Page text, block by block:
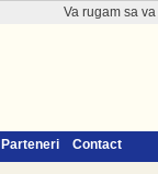
Va rugam sa va
Parteneri Contact